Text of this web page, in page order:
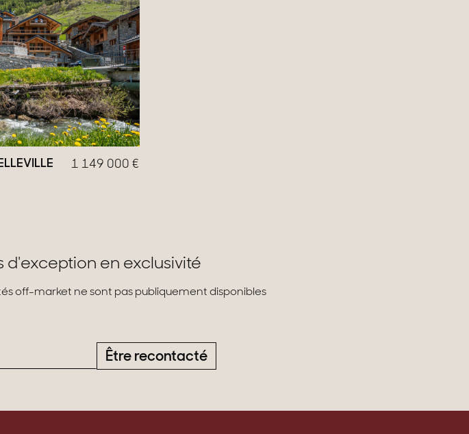
1 149 000 €
en exclusivité
off-market ne sont pas publiquement disponibles
Être recontacté